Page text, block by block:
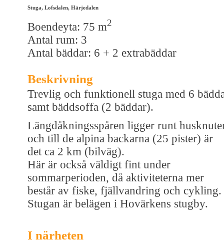
Stuga, Lofsdalen, Härjedalen
Boendeyta: 75 m2
Antal rum: 3
Antal bäddar: 6 + 2 extrabäddar
Beskrivning
Trevlig och funktionell stuga med 6
samt bäddsoffa (2 bäddar).
Längdåkningsspåren ligger runt
och till de alpina backarna (25 pister) är
det ca 2 km (bilväg).
Här är också väldigt fint under
sommarperioden, då aktiviteterna mer
består av fiske, fjällvandring och cykling.
Stugan är belägen i Hovärkens stugby.
I närheten